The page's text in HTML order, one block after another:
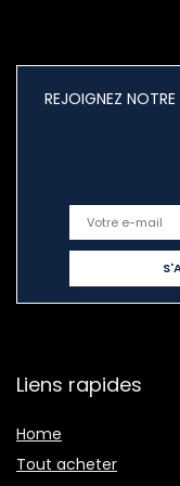
REJOIGNEZ NOTRE
Liens rapides
Home
Tout acheter